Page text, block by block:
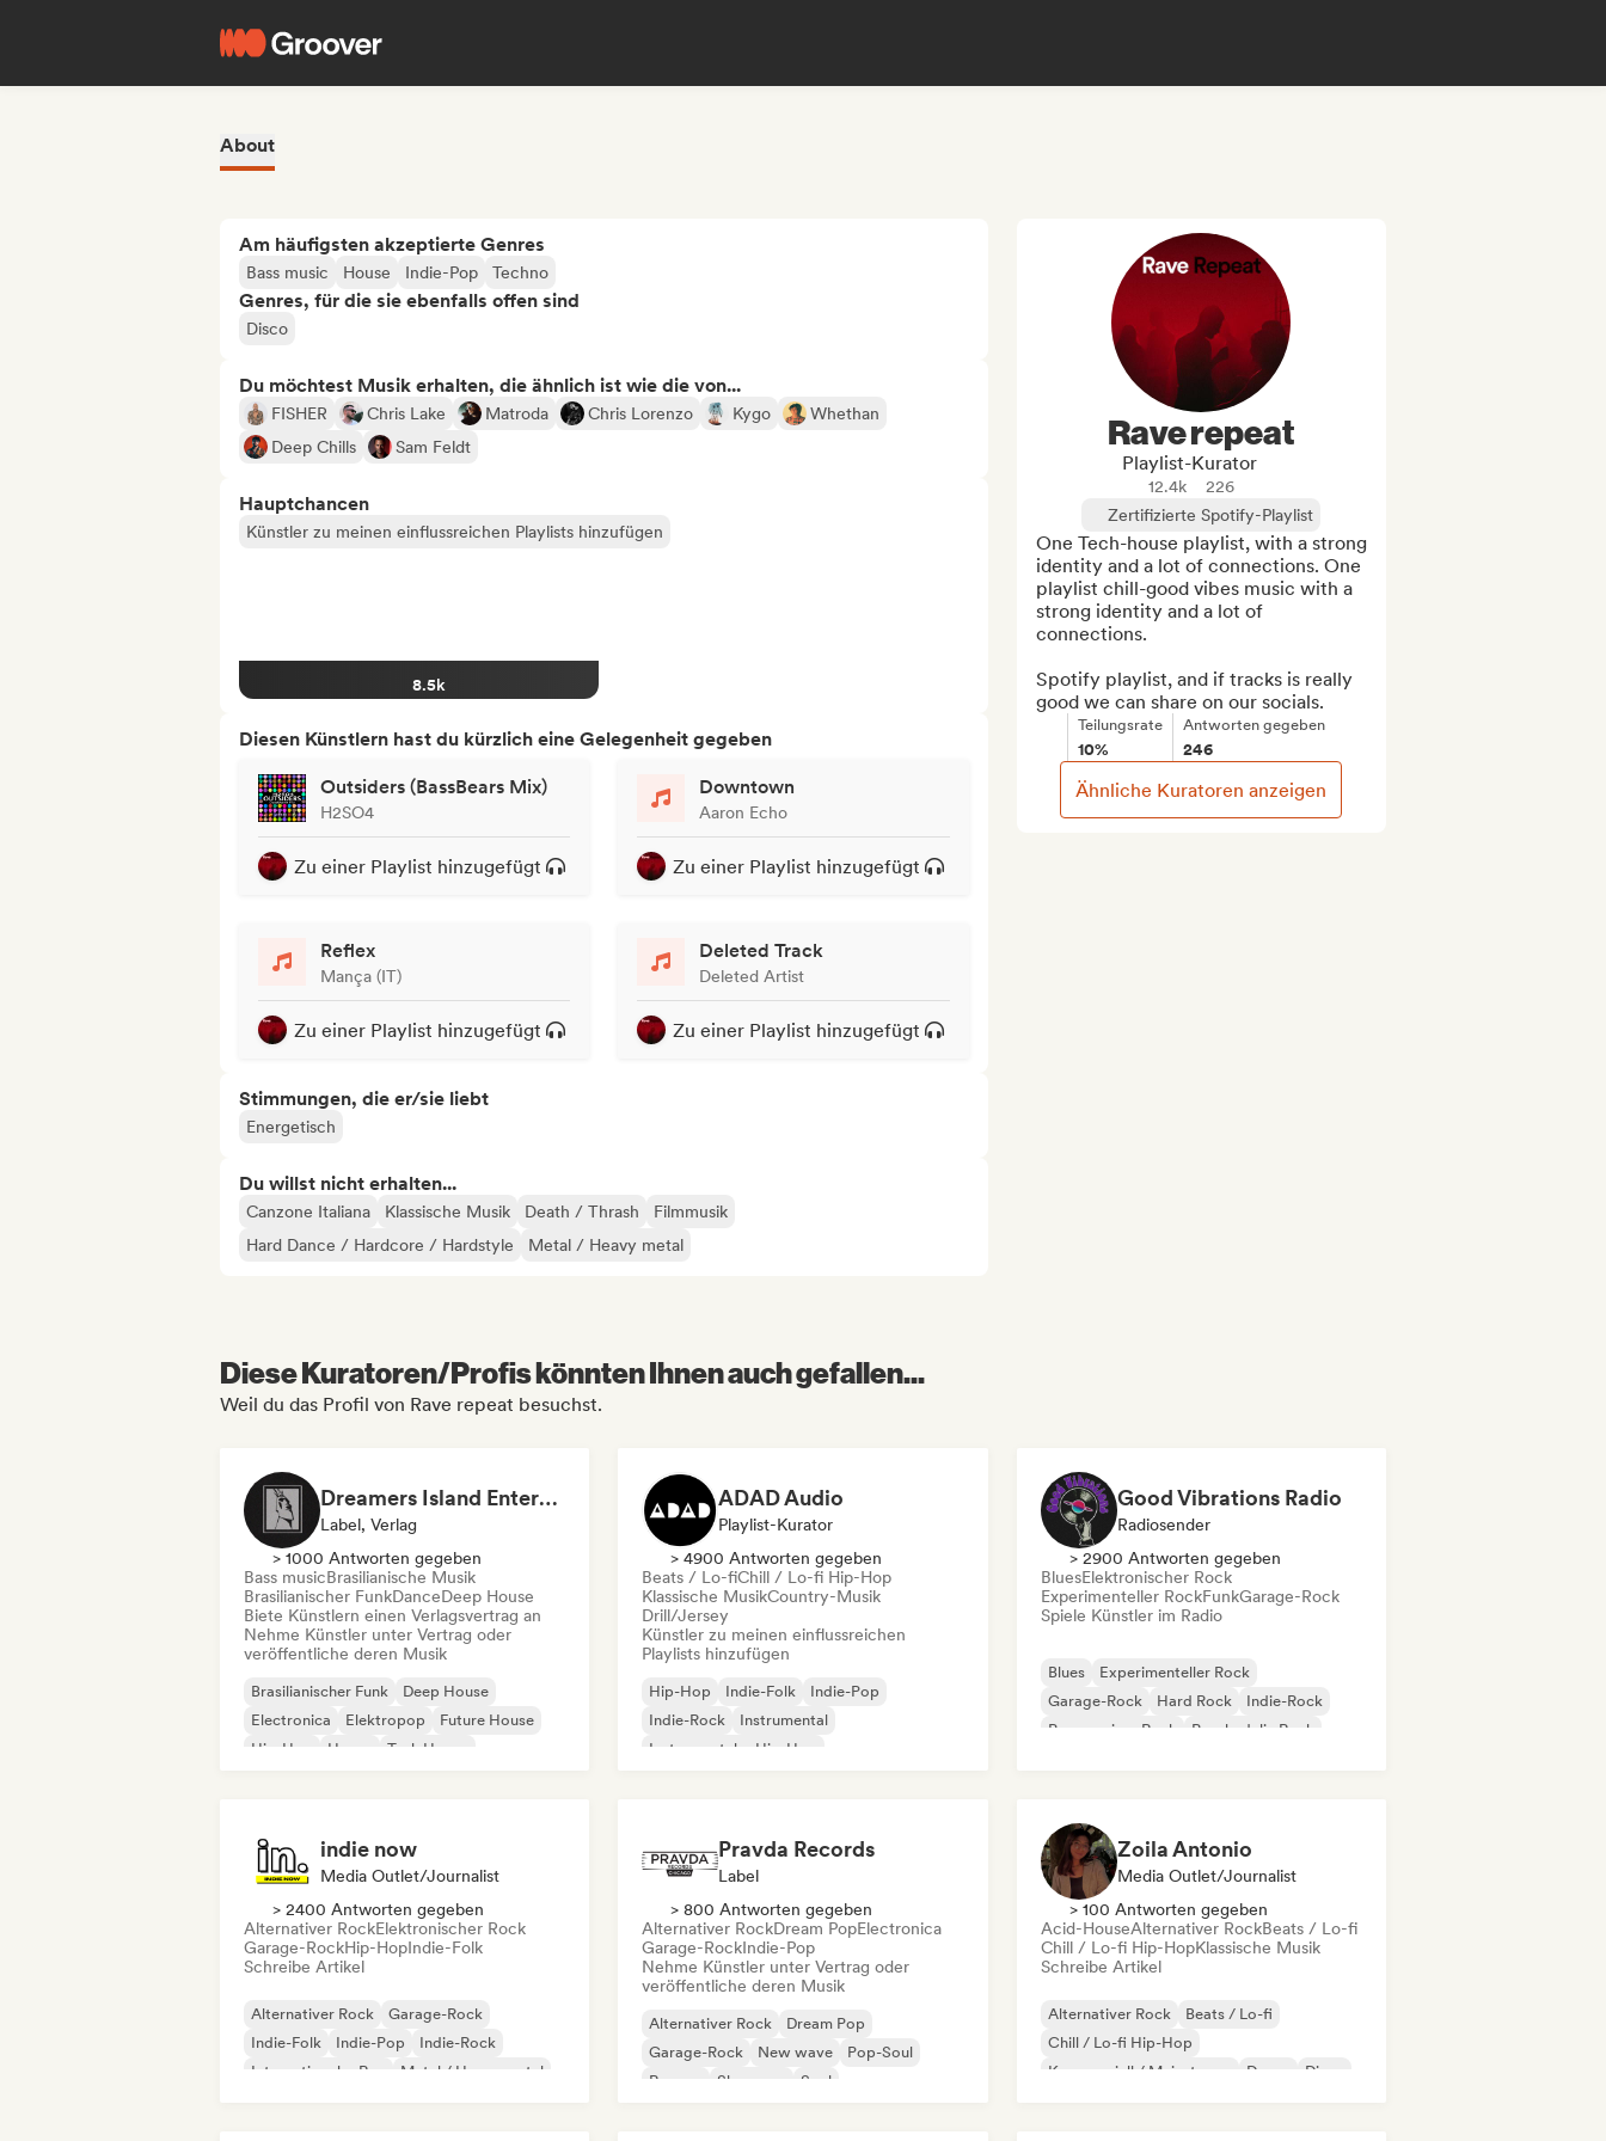
About
Am häufigsten akzeptierte Genres
Bass music House Indie-Pop Techno
Genres, für die sie ebenfalls offen sind
Disco
Du möchtest Musik erhalten, die ähnlich ist wie die von...
FISHER Chris Lake Matroda Chris Lorenzo Kygo
Whethan
Deep Chills
Sam Feldt
Hauptchancen
Künstler zu meinen einflussreichen Playlists hinzufügen
8.5k
Diesen Künstlern hast du kürzlich eine Gelegenheit gegeben
Outsiders (BassBears Mix)
H2SO4
Zu einer Playlist hinzugefügt
Downtown
Aaron Echo
Zu einer Playlist hinzugefügt
Reflex
Mança (IT)
Zu einer Playlist hinzugefügt
Deleted Track
Deleted Artist
Zu einer Playlist hinzugefügt
Stimmungen, die er/sie liebt
Energetisch
Du willst nicht erhalten...
Canzone Italiana Klassische Musik Death / Thrash
Filmmusik
Hard Dance / Hardcore / Hardstyle
Metal / Heavy metal
Rave repeat
Playlist-Kurator
12.4k
226
Zertifizierte Spotify-Playlist
One Tech-house playlist, with a strong
identity and a lot of connections. One
playlist chill-good vibes music with a
strong identity and a lot of
connections.
Spotify playlist, and if tracks is really
good we can share on our socials.
Teilungsrate
10%
Antworten gegeben
246
Ähnliche Kuratoren anzeigen
Diese Kuratoren/Profis könnten Ihnen auch gefallen...
Weil du das Profil von Rave repeat besuchst.
Dreamers Island Entertainment
Label, Verlag
> 1000 Antworten gegeben
Bass musicBrasilianische Musik
Brasilianischer FunkDanceDeep House
Biete Künstlern einen Verlagsvertrag an
Nehme Künstler unter Vertrag oder
veröffentliche deren Musik
Brasilianischer Funk
Deep House
Electronica
Elektropop
Future House
Hip-Hop
House Tech House
ADAD Audio
Playlist-Kurator
> 4900 Antworten gegeben
Beats / Lo-fiChill / Lo-fi Hip-Hop
Klassische MusikCountry-Musik
Drill/Jersey
Künstler zu meinen einflussreichen
Playlists hinzufügen
Hip-Hop Indie-Folk
Indie-Pop
Indie-Rock
Instrumental
Instrumentaler Hip-Hop
Good Vibrations Radio
Radiosender
> 2900 Antworten gegeben
BluesElektronischer Rock
Experimenteller RockFunkGarage-Rock
Spiele Künstler im Radio
Blues
Experimenteller Rock
Garage-Rock
Hard Rock
Indie-Rock
Progressiver Rock
Psychedelic Rock
indie now
Media Outlet/Journalist
> 2400 Antworten gegeben
Alternativer RockElektronischer Rock
Garage-RockHip-HopIndie-Folk
Schreibe Artikel
Alternativer Rock
Garage-Rock
Indie-Folk
Indie-Pop
Indie-Rock
Internationaler Rap
Metal / Heavy metal
Pravda Records
Label
> 800 Antworten gegeben
Alternativer RockDream PopElectronica
Garage-RockIndie-Pop
Nehme Künstler unter Vertrag oder
veröffentliche deren Musik
Alternativer Rock
Dream Pop
Garage-Rock
New wave
Pop-Soul
Reggae
Shoegaze Soul
Zoila Antonio
Media Outlet/Journalist
> 100 Antworten gegeben
Acid-HouseAlternativer RockBeats / Lo-fi
Chill / Lo-fi Hip-HopKlassische Musik
Schreibe Artikel
Alternativer Rock
Beats / Lo-fi
Chill / Lo-fi Hip-Hop
Kommerziell / Mainstream
Dance
Disco